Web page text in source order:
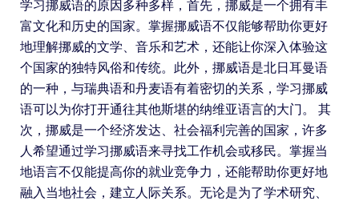
学习挪威语的原因多种多样，首先，挪威是一个拥有丰
富文化和历史的国家。掌握挪威语不仅能够帮助你更好
地理解挪威的文学、音乐和艺术，还能让你深入体验这
个国家的独特风俗和传统。此外，挪威语是北日耳曼语
的一种，与瑞典语和丹麦语有着密切的关系，学习挪威
语可以为你打开通往其他斯堪的纳维亚语言的大门。 其
次，挪威是一个经济发达、社会福利完善的国家，许多
人希望通过学习挪威语来寻找工作机会或移民。掌握当
地语言不仅能提高你的就业竞争力，还能帮助你更好地
融入当地社会，建立人际关系。无论是为了学术研究、